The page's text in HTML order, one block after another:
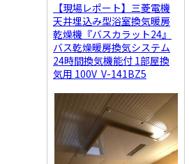
【現場レポート】三菱電機
天井埋込み型浴室換気暖房
乾燥機『バスカラット24』
バス乾燥暖房換気システム
24時間換気機能付 1部屋換
気用 100V V-141BZ5